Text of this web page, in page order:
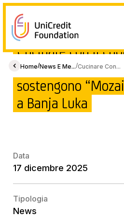
Home/News E Me.../Cucinare Con...
Cucinare con il
UniCredit e
sostengono
a Banja Luka
Data
17 dicembre 2025
Tipologia
News